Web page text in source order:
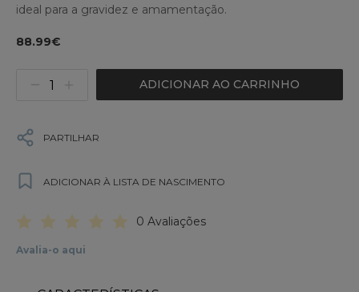
ideal para a gravidez e amamentação.
88.99€
ADICIONAR AO CARRINHO
PARTILHAR
ADICIONAR À LISTA DE NASCIMENTO
0 Avaliações
Avalia-o aqui